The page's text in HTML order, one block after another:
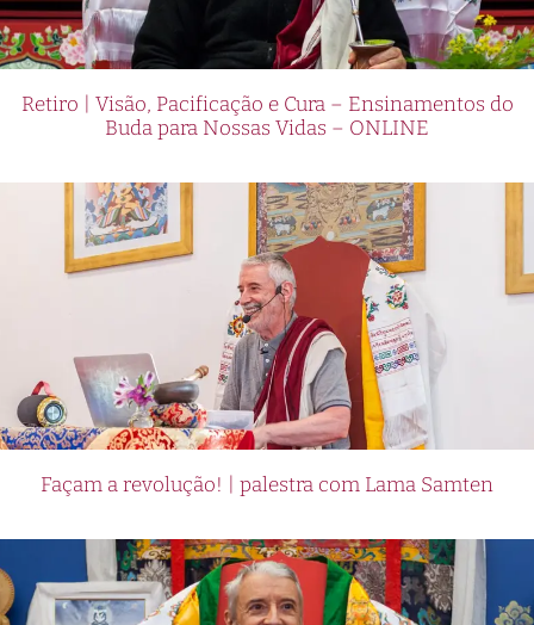
Retiro | Visão, Pacificação e Cura – Ensinamentos do
Buda para Nossas Vidas – ONLINE
Façam a revolução! | palestra com Lama Samten